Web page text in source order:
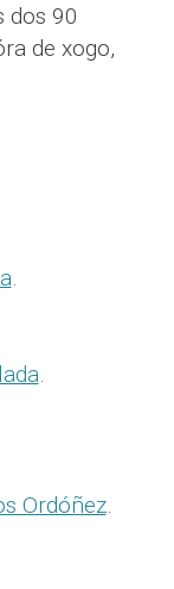
dos 90
de xogo,
.
.
Ordóñez.